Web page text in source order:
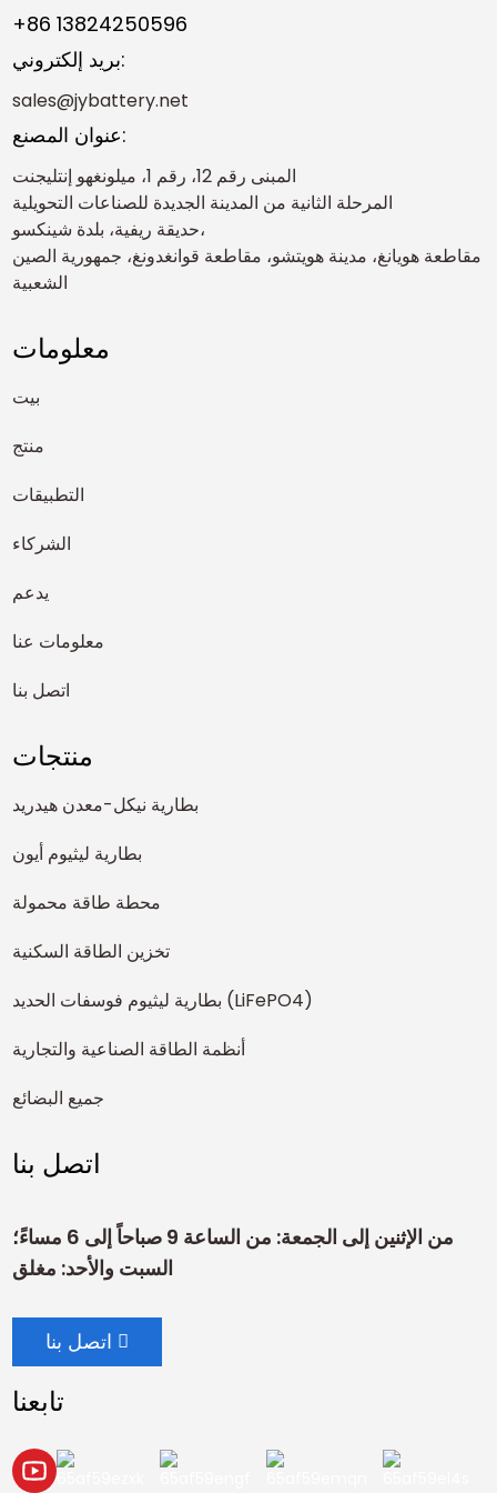
+86 13824250596
بريد إلكتروني:
sales@jybattery.net
عنوان المصنع:
المبنى رقم 12، رقم 1، ميلونغهو إنتليجنت
المرحلة الثانية من المدينة الجديدة للصناعات التحويلية
حديقة ريفية، بلدة شينكسو،
مقاطعة هويانغ، مدينة هويتشو، مقاطعة قوانغدونغ، جمهورية الصين
الشعبية
معلومات
بيت
منتج
التطبيقات
الشركاء
يدعم
معلومات عنا
اتصل بنا
منتجات
بطارية نيكل-معدن هيدريد
بطارية ليثيوم أيون
محطة طاقة محمولة
تخزين الطاقة السكنية
بطارية ليثيوم فوسفات الحديد (LiFePO4)
أنظمة الطاقة الصناعية والتجارية
جميع البضائع
اتصل بنا
من الإثنين إلى الجمعة: من الساعة 9 صباحاً إلى 6 مساءً؛
السبت والأحد: مغلق
اتصل بنا
تابعنا